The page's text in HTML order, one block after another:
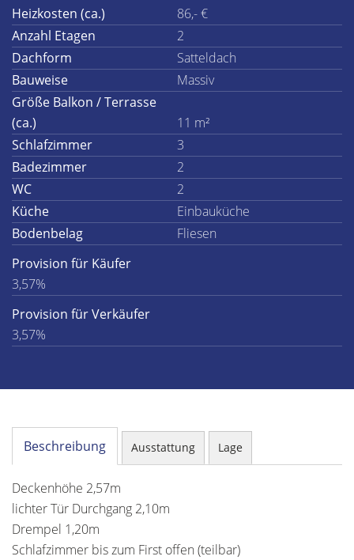
Heizkosten (ca.)
86,- €
Anzahl Etagen
2
Dachform
Satteldach
Bauweise
Massiv
Größe Balkon / Terrasse
(ca.)
11 m²
Schlafzimmer
3
Badezimmer
2
WC
2
Küche
Einbauküche
Bodenbelag
Fliesen
Provision für Käufer
3,57%
Provision für Verkäufer
3,57%
Beschreibung Ausstattung Lage
Deckenhöhe 2,57m
lichter Tür Durchgang 2,10m
Drempel 1,20m
Schlafzimmer bis zum First offen (teilbar)